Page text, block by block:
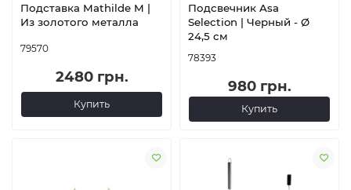
Подставка Mathilde M |
Из золотого металла
79570
2480 грн.
Купить
Подсвечник Asa
Selection | Черный - Ø
24,5 см
78393
980 грн.
Купить